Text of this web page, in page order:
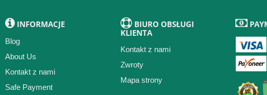
INFORMACJE
Blog
About Us
Kontakt z nami
Safe Payment
BIURO OBSŁUGI
KLIENTA
Kontakt z nami
Zwroty
Mapa strony